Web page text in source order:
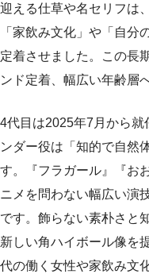
迎える仕草や名セリフは
「家飲み文化」や「自分
定着させました。この長
ンド定着、幅広い年齢層
4代目は2025年7月から
ンダー役は「知的で自然
す。『フラガール』『お
ニメを問わない幅広い演
です。飾らない素朴さと
新しい角ハイボール像を
代の働く女性や家飲み文